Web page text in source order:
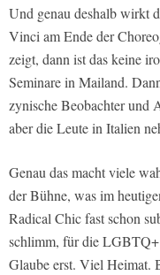
Und genau deshalb wirkt
Vinci am Ende der
zeigt, dann ist das keine
Seminare in Mailand.
zynische Beobachter und
aber die Leute in Italien
Genau das macht viele
der Bühne, was im
Radical Chic fast schon
schlimm, für die LGBTQ+
Glaube erst. Viel Heimat.